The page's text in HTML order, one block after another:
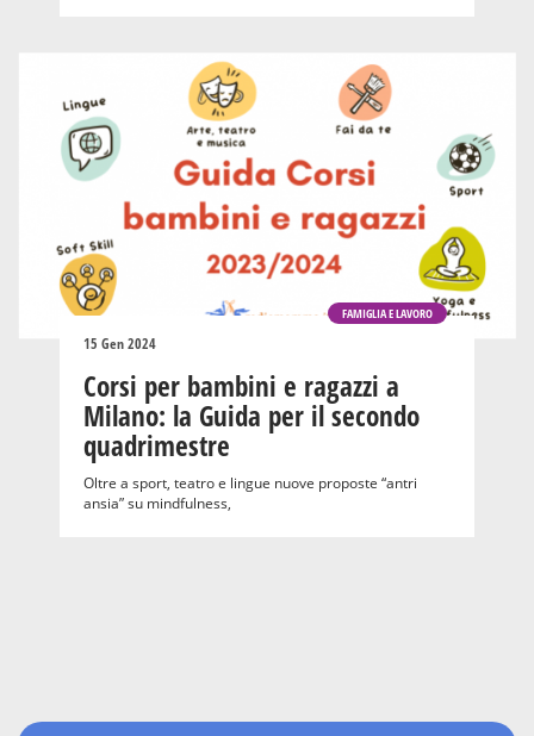
FAMIGLIA E LAVORO
15 Gen 2024
Corsi per bambini e ragazzi a
Milano: la Guida per il secondo
quadrimestre
Oltre a sport, teatro e lingue nuove proposte “antri
ansia” su mindfulness,